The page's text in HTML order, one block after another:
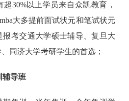
30%以上学员来自众凯教育，
大多提前面试状元和笔试状元
考交通大学硕士辅导、复旦大
同济大学考研学生的首选；
辅导班